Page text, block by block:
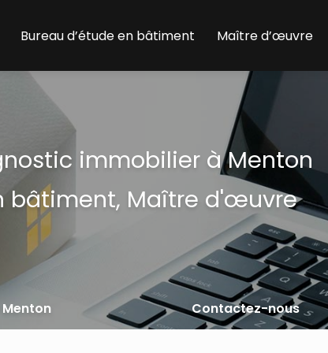
Bureau d’étude en bâtiment Maître d’œuvre
immobilier à Menton
bâtiment, Maître d'œuvre
Contactez-nous